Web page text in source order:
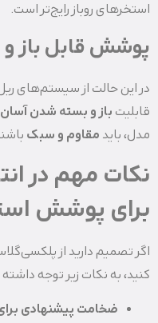
استخرهای روباز رایج‌تر است.
پوشش قابل باز
در این حالت از سیستم‌های
قابلیت باز و بسته شدن آسان
مدل، باید مقاوم و سبک
نکات مهم در
برای پوشش
اگر تصمیم دارید از
کنید، به نکات زیر توجه